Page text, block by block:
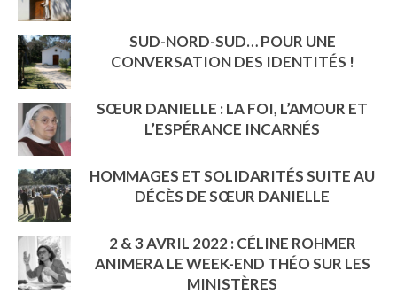
SUD-NORD-SUD… POUR UNE
CONVERSATION DES IDENTITÉS !
SŒUR DANIELLE : LA FOI, L’AMOUR ET
L’ESPÉRANCE INCARNÉS
HOMMAGES ET SOLIDARITÉS SUITE AU
DÉCÈS DE SŒUR DANIELLE
2 & 3 AVRIL 2022 : CÉLINE ROHMER
ANIMERA LE WEEK-END THÉO SUR LES
MINISTÈRES